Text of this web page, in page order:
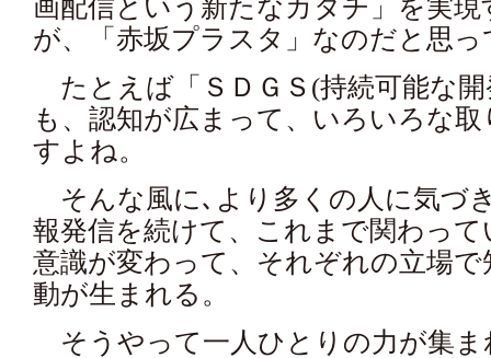
画配信という新たなカタチ」を実
が、「赤坂プラスタ」なのだと思
たとえば「ＳＤＧＳ(持続可能な
も、認知が広まって、いろいろな
すよね。
そんな風に､より多くの人に気づ
報発信を続けて、これまで関わっ
意識が変わって、それぞれの立場
動が生まれる。
そうやって一人ひとりの力が集ま